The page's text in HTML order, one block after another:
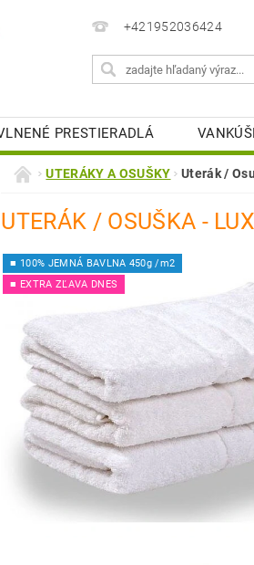
+421952036424
PRESTIERADLÁ
MATRACOVÉ CHRÁNIČE
O BIELIZEŇ
UTERÁKY A OSUŠKY Uterák /
UTERÁK / OSUŠKA -
■ 100% JEMNÁ BAVLNA 450g /m2
■ EXTRA ZĽAVA DNES